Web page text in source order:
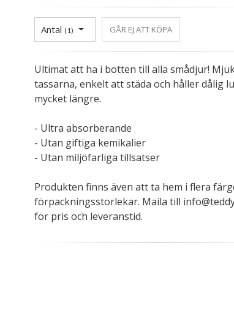
Antal (1) GÅR EJ ATT KÖPA
Ultimat att ha i botten till alla smådjur!
tassarna, enkelt att städa och håller dålig
mycket längre.
- Ultra absorberande
- Utan giftiga kemikalier
- Utan miljöfarliga tillsatser
Produkten finns även att ta hem i flera
förpackningsstorlekar. Maila till
för pris och leveranstid.